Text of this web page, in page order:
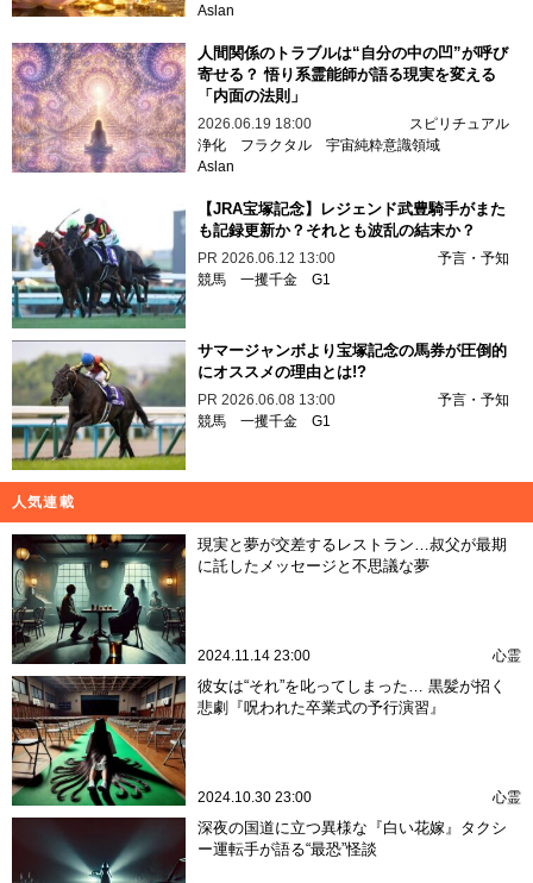
Aslan
人間関係のトラブルは“自分の中の凹”が呼び
寄せる？ 悟り系霊能師が語る現実を変える
「内面の法則」
2026.06.19 18:00
スピリチュアル
浄化
フラクタル 宇宙純粋意識領域
Aslan
【JRA宝塚記念】レジェンド武豊騎手がまた
も記録更新か？それとも波乱の結末か？
PR 2026.06.12 13:00
予言・予知
競馬 一攫千金 G1
サマージャンボより宝塚記念の馬券が圧倒的
にオススメの理由とは!?
PR 2026.06.08 13:00
予言・予知
競馬 一攫千金 G1
人気連載
現実と夢が交差するレストラン…叔父が最期
に託したメッセージと不思議な夢
2024.11.14 23:00 心霊
彼女は“それ”を叱ってしまった… 黒髪が招く
悲劇『呪われた卒業式の予行演習』
2024.10.30 23:00 心霊
深夜の国道に立つ異様な『白い花嫁』タクシ
ー運転手が語る“最恐”怪談